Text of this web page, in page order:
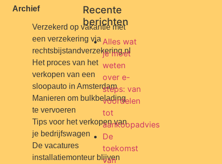
Archief
Verzekerd op vakantie met
een verzekering via
rechtsbijstandverzekering.nl
Het proces van het
verkopen van een
sloopauto in Amsterdam
Manieren om bulkbelading
te vervoeren
Tips voor het verkopen van
je bedrijfswagen
De vacatures
installatiemonteur blijven
Recente
berichten
Alles wat
je moet
weten
over e-
steps: van
voordelen
tot
aankoopadvies
De
toekomst
van